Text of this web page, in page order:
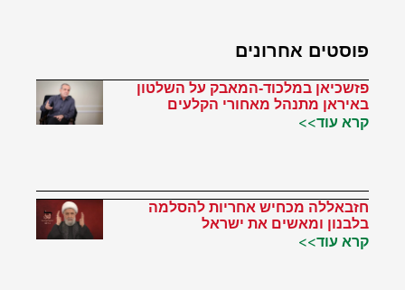
פוסטים אחרונים
פזשכיאן במלכוד-המאבק על השלטון
באיראן מתנהל מאחורי הקלעים
קרא עוד>>
חזבאללה מכחיש אחריות להסלמה
בלבנון ומאשים את ישראל
קרא עוד>>